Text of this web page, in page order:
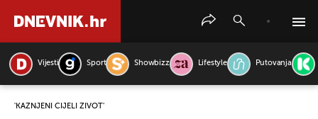
Vijesti Sport Showbizz Lifestyle Putovanja
'KAŽNJENI CIJELI ŽIVOT'
PRETRAŽITE VIJESTI